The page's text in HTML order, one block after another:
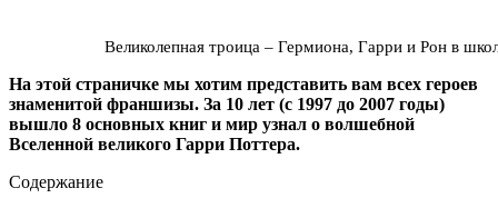
Великолепная троица – Гермиона, Гарри и Рон в
На этой страничке мы хотим представить вам всех героев
знаменитой франшизы. За 10 лет (с 1997 до 2007 годы)
вышло 8 основных книг и мир узнал о волшебной
Вселенной великого Гарри Поттера.
Содержание